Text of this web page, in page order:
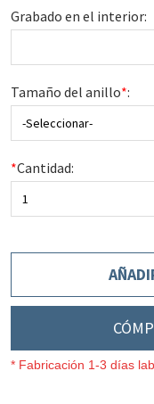
Grabado en el interior:
Tamaño del anillo*:
-Seleccionar-
*Cantidad:
1
* Fabricación 1-3 días